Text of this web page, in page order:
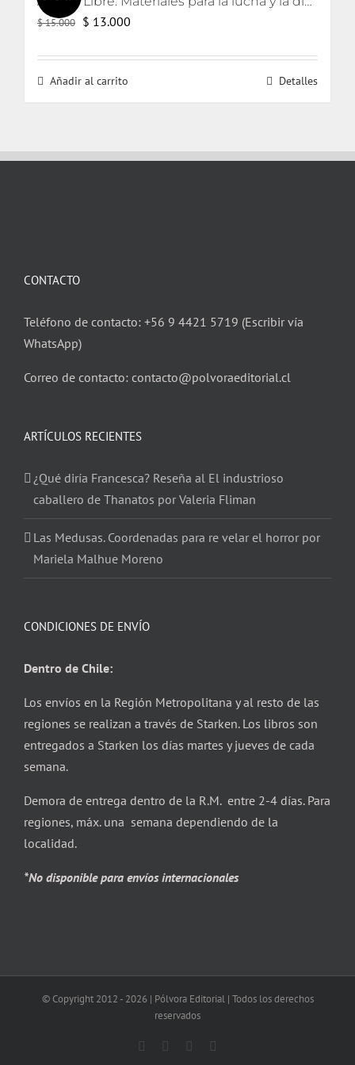
$15.000 El
original
era:
$ 13.000
actual
Añadir al carrito Detalles
CONTACTO
Teléfono de contacto: +56 9 4421 5719 (Escribir vía
WhatsApp)
Correo de contacto: contacto@polvoraeditorial.cl
ARTÍCULOS RECIENTES
¿Qué diría Francesca? Reseña al El industrioso
caballero de Thanatos por Valeria Fliman
Las Medusas. Coordenadas para re velar el horror por
Mariela Malhue Moreno
CONDICIONES DE ENVÍO
Dentro de Chile:
Los envíos en la Región Metropolitana y al resto de las
regiones se realizan a través de Starken. Los libros son
entregados a Starken los días martes y jueves de cada
semana.
Demora de entrega dentro de la R.M. entre 2-4 días. Para
regiones, máx. una semana dependiendo de la
localidad.
*No disponible para envíos internacionales
© Copyright 2012 - 2026 | Pólvora Editorial | Todos los derechos
reservados
Facebook Instagram